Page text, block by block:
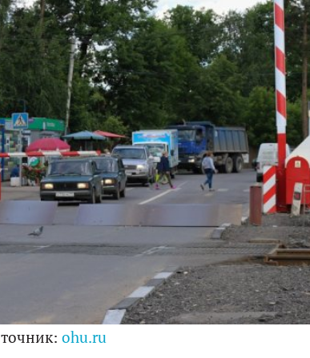
ohu.ru